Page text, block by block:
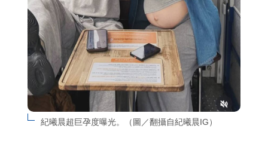
紀曦晨超巨孕度曝光。（圖／翻攝自紀曦晨IG）